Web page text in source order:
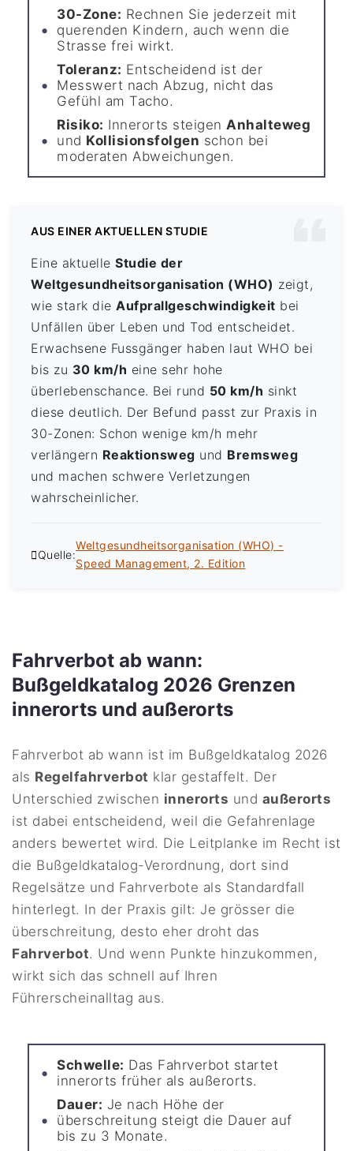
30-Zone: Rechnen Sie jederzeit mit
querenden Kindern, auch wenn die
Strasse frei wirkt.
Toleranz: Entscheidend ist der
Messwert nach Abzug, nicht das
Gefühl am Tacho.
Risiko: Innerorts steigenAnhalteweg
und Kollisionsfolgen schon bei
moderaten Abweichungen.
AUS EINER AKTUELLEN STUDIE
Eine aktuelleStudie der
Weltgesundheitsorganisation (WHO) zeigt,
wie stark dieAufprallgeschwindigkeit bei
Unfällen über Leben und Tod entscheidet.
Erwachsene Fussgänger haben laut WHO bei
bis zu 30 km/h eine sehr hohe
überlebenschance. Bei rund 50 km/h sinkt
diese deutlich. Der Befund passt zur Praxis in
30-Zonen: Schon wenige km/h mehr
verlängern Reaktionsweg und Bremsweg
und machen schwere Verletzungen
wahrscheinlicher.
Quelle:
Weltgesundheitsorganisation (WHO) -
Speed Management, 2. Edition
Fahrverbot ab wann:
Bußgeldkatalog 2026 Grenzen
innerorts und außerorts
Fahrverbot ab wann ist im Bußgeldkatalog 2026
als Regelfahrverbot klar gestaffelt. Der
Unterschied zwischen innerorts und außerorts
ist dabei entscheidend, weil die Gefahrenlage
anders bewertet wird. Die Leitplanke im Recht ist
die Bußgeldkatalog-Verordnung, dort sind
Regelsätze und Fahrverbote als Standardfall
hinterlegt. In der Praxis gilt: Je grösser die
überschreitung, desto eher droht das
Fahrverbot. Und wenn Punkte hinzukommen,
wirkt sich das schnell auf Ihren
Führerscheinalltag aus.
Schwelle: Das Fahrverbot startet
innerorts früher als außerorts.
Dauer: Je nach Höhe der
überschreitung steigt die Dauer auf
bis zu 3 Monate.